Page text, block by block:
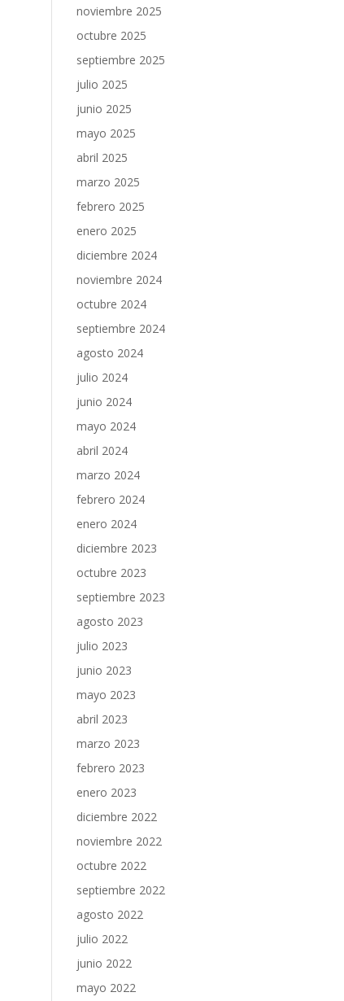
noviembre 2025
octubre 2025
septiembre 2025
julio 2025
junio 2025
mayo 2025
abril 2025
marzo 2025
febrero 2025
enero 2025
diciembre 2024
noviembre 2024
octubre 2024
septiembre 2024
agosto 2024
julio 2024
junio 2024
mayo 2024
abril 2024
marzo 2024
febrero 2024
enero 2024
diciembre 2023
octubre 2023
septiembre 2023
agosto 2023
julio 2023
junio 2023
mayo 2023
abril 2023
marzo 2023
febrero 2023
enero 2023
diciembre 2022
noviembre 2022
octubre 2022
septiembre 2022
agosto 2022
julio 2022
junio 2022
mayo 2022